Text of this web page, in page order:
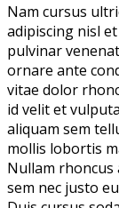
Nam cursus
adipiscing nisl
pulvinar
ornare ante
vitae dolor
id velit et
aliquam sem
mollis lobortis
Nullam rhoncus
sem nec justo